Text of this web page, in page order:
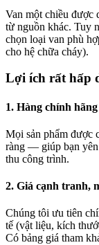
Van một chiều được
từ nguồn khác. Tuy
chọn loại van phù
cho hệ chữa cháy).
Lợi ích rất hấp
1. Hàng chính
Mọi sản phẩm được
ràng — giúp bạn yên
thu công trình.
2. Giá cạnh tranh,
Chúng tôi ưu tiên
tế (vật liệu, kích
Có bảng giá tham